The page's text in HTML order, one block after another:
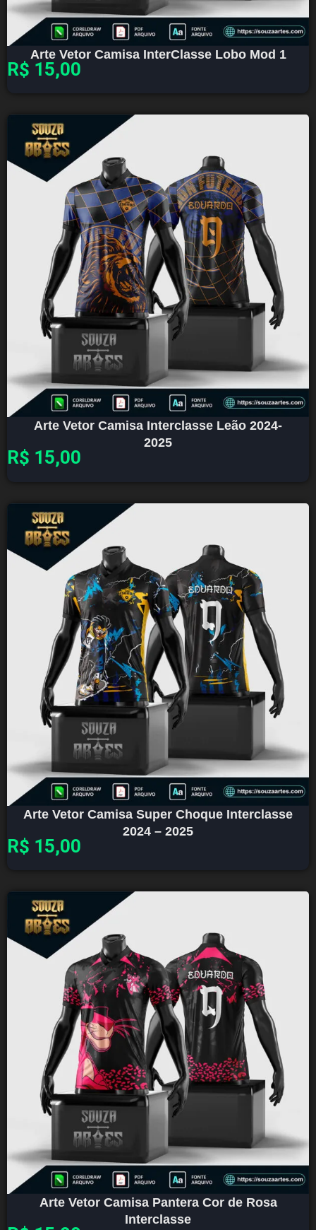
Arte Vetor Camisa InterClasse Lobo Mod 1
R$ 15,00
Arte Vetor Camisa Interclasse Leão 2024-
2025
R$ 15,00
Arte Vetor Camisa Super Choque Interclasse
2024 – 2025
R$ 15,00
Arte Vetor Camisa Pantera Cor de Rosa
Interclasse